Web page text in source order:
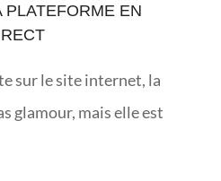
PLATEFORME EN
sur le site internet, la
glamour, mais elle est